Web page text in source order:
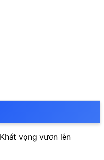
Khát vọng vươn lên